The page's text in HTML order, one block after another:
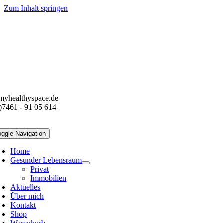
Zum Inhalt springen
- 91 05 614
Navigation
Home
Gesunder Lebensraum
Privat
Immobilien
Aktuelles
Über mich
Kontakt
Shop